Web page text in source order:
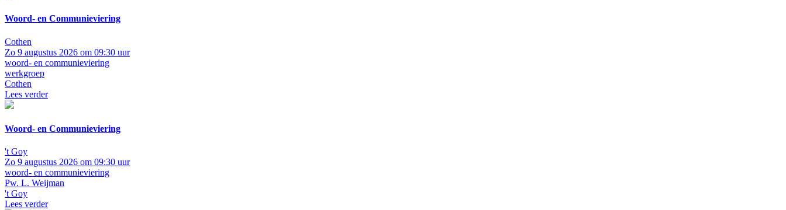
Woord- en Communieviering
Cothen
Zo 9 augustus 2026 om 09:30 uur
woord- en communieviering
werkgroep
Cothen
Lees verder
Woord- en Communieviering
't Goy
Zo 9 augustus 2026 om 09:30 uur
woord- en communieviering
Pw. L. Weijman
't Goy
Lees verder